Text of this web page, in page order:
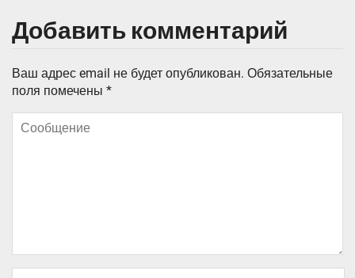
Добавить комментарий
Ваш адрес email не будет опубликован. Обязательные
поля помечены *